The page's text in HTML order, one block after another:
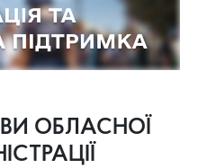
ОБЛАСНОЇ